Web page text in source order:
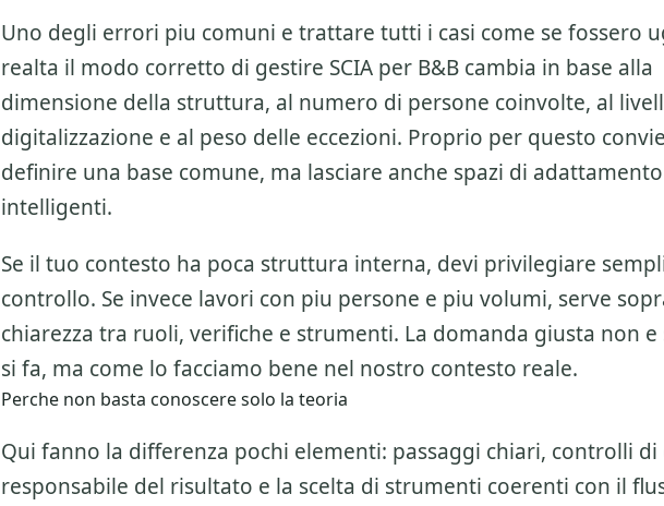
Uno degli errori piu comuni e trattare tutti i casi come se fossero
realta il modo corretto di gestire SCIA per B&B cambia in base alla
dimensione della struttura, al numero di persone coinvolte, al
digitalizzazione e al peso delle eccezioni. Proprio per questo
definire una base comune, ma lasciare anche spazi di adattamento
intelligenti.
Se il tuo contesto ha poca struttura interna, devi privilegiare
controllo. Se invece lavori con piu persone e piu volumi, serve
chiarezza tra ruoli, verifiche e strumenti. La domanda giusta non e
si fa, ma come lo facciamo bene nel nostro contesto reale.
Perche non basta conoscere solo la teoria
Qui fanno la differenza pochi elementi: passaggi chiari, controlli
responsabile del risultato e la scelta di strumenti coerenti con il